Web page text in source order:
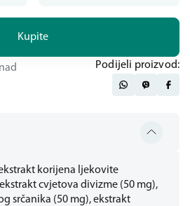
korijena ljekovite
cvjetova divizme (50 mg),
srčanika (50 mg), ekstrakt
Kupite
Podijeli proizvod: